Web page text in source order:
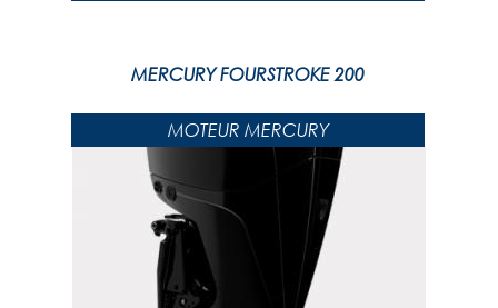
MERCURY FOURSTROKE 200
MOTEUR MERCURY